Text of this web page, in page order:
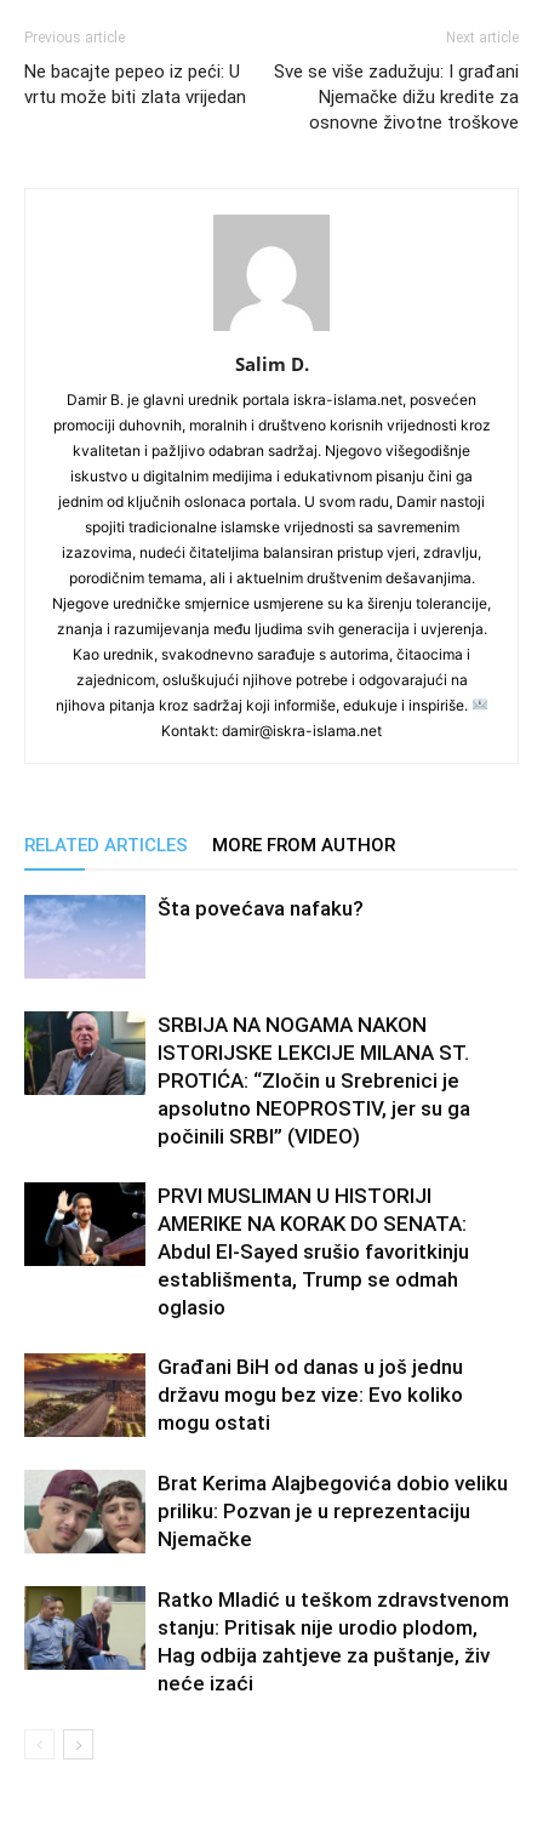
Previous article
Ne bacajte pepeo iz peći: U
vrtu može biti zlata vrijedan
Next article
Sve se više zadužuju: I građani
Njemačke dižu kredite za
osnovne životne troškove
Salim D.
Damir B. je glavni urednik portala iskra-islama.net, posvećen
promociji duhovnih, moralnih i društveno korisnih vrijednosti kroz
kvalitetan i pažljivo odabran sadržaj. Njegovo višegodišnje
iskustvo u digitalnim medijima i edukativnom pisanju čini ga
jednim od ključnih oslonaca portala. U svom radu, Damir nastoji
spojiti tradicionalne islamske vrijednosti sa savremenim
izazovima, nudeći čitateljima balansiran pristup vjeri, zdravlju,
porodičnim temama, ali i aktuelnim društvenim dešavanjima.
Njegove uredničke smjernice usmjerene su ka širenju tolerancije,
znanja i razumijevanja među ljudima svih generacija i uvjerenja.
Kao urednik, svakodnevno sarađuje s autorima, čitaocima i
zajednicom, osluškujući njihove potrebe i odgovarajući na
njihova pitanja kroz sadržaj koji informiše, edukuje i inspiriše.
Kontakt: damir@iskra-islama.net
RELATED ARTICLES MORE FROM AUTHOR
Šta povećava nafaku?
SRBIJA NA NOGAMA NAKON
ISTORIJSKE LEKCIJE MILANA ST.
PROTIĆA: “Zločin u Srebrenici je
apsolutno NEOPROSTIV, jer su ga
počinili SRBI” (VIDEO)
PRVI MUSLIMAN U HISTORIJI
AMERIKE NA KORAK DO SENATA:
Abdul El-Sayed srušio favoritkinju
establišmenta, Trump se odmah
oglasio
Građani BiH od danas u još jednu
državu mogu bez vize: Evo koliko
mogu ostati
Brat Kerima Alajbegovića dobio veliku
priliku: Pozvan je u reprezentaciju
Njemačke
Ratko Mladić u teškom zdravstvenom
stanju: Pritisak nije urodio plodom,
Hag odbija zahtjeve za puštanje, živ
neće izaći